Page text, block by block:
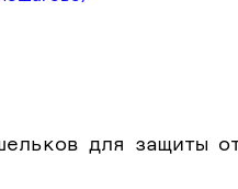
для защиты